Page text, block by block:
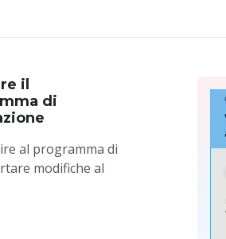
il
di
al programma di
modifiche al